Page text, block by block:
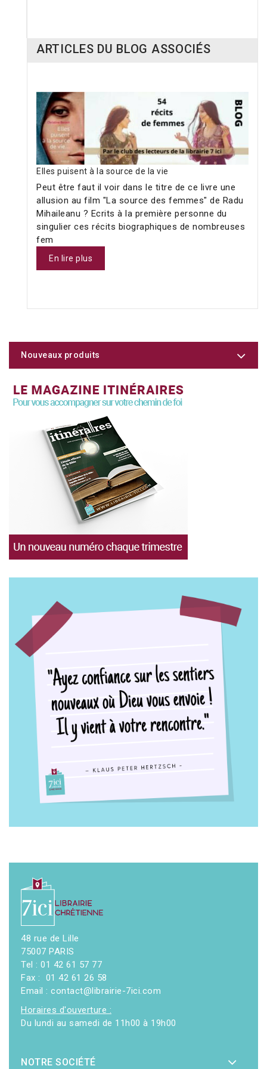
ARTICLES DU BLOG ASSOCIÉS
Elles puisent à la source de la vie
Peut être faut il voir dans le titre de ce livre une
allusion au film "La source des femmes" de Radu
Mihaileanu ? Ecrits à la première personne du
singulier ces récits biographiques de nombreuses
fem
En lire plus
Nouveaux produits
48 rue de Lille
75007 PARIS
Tel : 01 42 61 57 77
Fax : 01 42 61 26 58
Email : contact@librairie-7ici.com
Horaires d'ouverture :
Du lundi au samedi de 11h00 à 19h00
NOTRE SOCIÉTÉ